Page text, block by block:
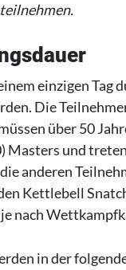
einzigen Tag
Die
über 50
Masters und
anderen
Kettlebell
nach
in der